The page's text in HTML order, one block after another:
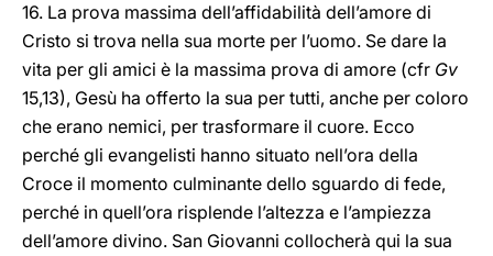
16. La prova massima dell’affidabilità dell’amore di
Cristo si trova nella sua morte per l’uomo. Se dare la
vita per gli amici è la massima prova di amore (cfr Gv
15,13), Gesù ha offerto la sua per tutti, anche per coloro
che erano nemici, per trasformare il cuore. Ecco
perché gli evangelisti hanno situato nell’ora della
Croce il momento culminante dello sguardo di fede,
perché in quell’ora risplende l’altezza e l’ampiezza
dell’amore divino. San Giovanni collocherà qui la sua